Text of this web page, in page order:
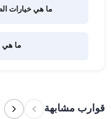
ما هي خيارات
ما هي
قوارب مشابهة